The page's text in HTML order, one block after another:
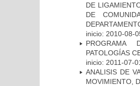
DE
DE
inicio: 2010-08-
PROGRAMA
PATOLOGÍAS
inicio: 2011-07-
ANALISIS DE
MOVIMIENTO,